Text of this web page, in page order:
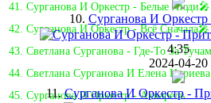
41. Сурганова И Оркестр - Белые Люди🎤
42. Сурганова И Оркестр - Всё Сначала🎤
43. Светлана Сурганова - Где-То За
44. Светлана Сурганова И Елена
45. Сурганова И Оркестр - Акварель
10. Сурганова И
4:35
2024-04-20
11.Сурганова И Оркестр -